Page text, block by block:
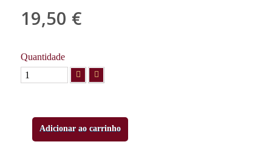
19,50 €
Quantidade
Adicionar ao carrinho